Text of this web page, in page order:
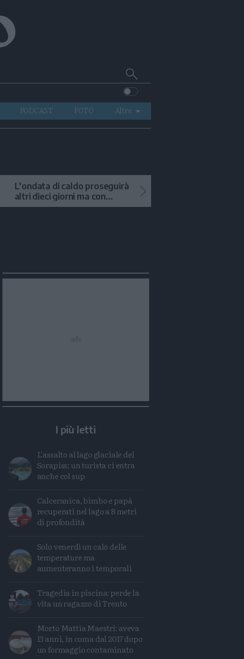
Cerca
su
Trentino
PODCAST FOTO
Altre
VIDEO
L'ondata di caldo proseguirà
altri dieci giorni ma con
temporali
Condividi
Condividi
TwitterCondividi
Mail
I più letti
L'assalto al lago glaciale del
Sorapiss: un turista ci entra
anche col sup
Calceranica, bimbo e papà
recuperati nel lago a 8 metri
di profondità
Solo venerdì un calo delle
temperature ma
aumenteranno i temporali
Tragedia in piscina: perde la
vita un ragazzo di Trento
Morto Mattia Maestri: aveva
13 anni, in coma dal 2017 dopo
un formaggio contaminato